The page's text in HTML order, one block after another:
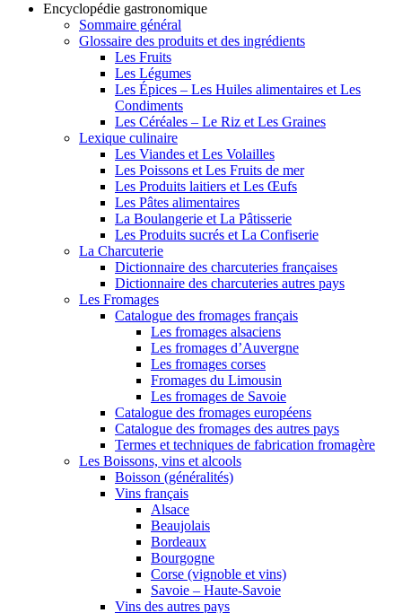
Encyclopédie gastronomique
Sommaire général
Glossaire des produits et des ingrédients
Les Fruits
Les Légumes
Les Épices – Les Huiles alimentaires et Les
Condiments
Les Céréales – Le Riz et Les Graines
Lexique culinaire
Les Viandes et Les Volailles
Les Poissons et Les Fruits de mer
Les Produits laitiers et Les Œufs
Les Pâtes alimentaires
La Boulangerie et La Pâtisserie
Les Produits sucrés et La Confiserie
La Charcuterie
Dictionnaire des charcuteries françaises
Dictionnaire des charcuteries autres pays
Les Fromages
Catalogue des fromages français
Les fromages alsaciens
Les fromages d’Auvergne
Les fromages corses
Fromages du Limousin
Les fromages de Savoie
Catalogue des fromages européens
Catalogue des fromages des autres pays
Termes et techniques de fabrication fromagère
Les Boissons, vins et alcools
Boisson (généralités)
Vins français
Alsace
Beaujolais
Bordeaux
Bourgogne
Corse (vignoble et vins)
Savoie – Haute-Savoie
Vins des autres pays